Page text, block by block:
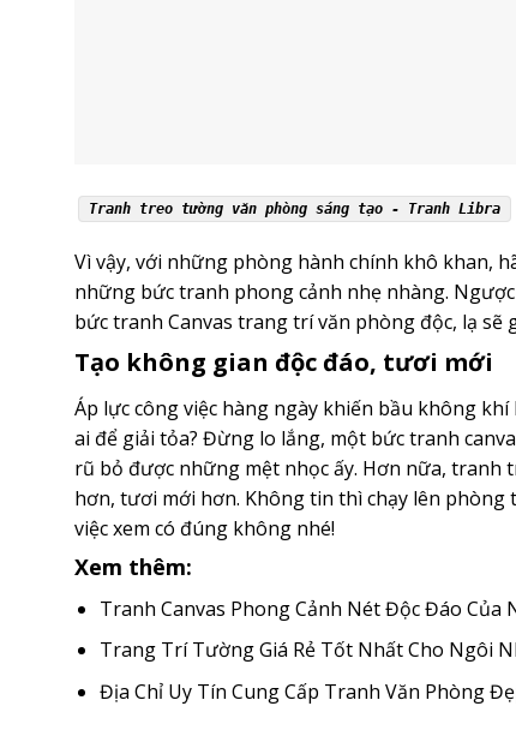
Tranh treo tường văn phòng sáng tạo - Tranh Libra
Vì vậy, với những phòng hành chính khô khan,
những bức tranh phong cảnh nhẹ nhàng.
bức tranh Canvas trang trí văn phòng độc, lạ
Tạo không gian độc đáo, tươi mới
Áp lực công việc hàng ngày khiến bầu không
ai để giải tỏa? Đừng lo lắng, một bức tranh
rũ bỏ được những mệt nhọc ấy. Hơn nữa,
hơn, tươi mới hơn. Không tin thì chạy lên
việc xem có đúng không nhé!
Xem thêm:
Tranh Canvas Phong Cảnh Nét Độc Đáo
Trang Trí Tường Giá Rẻ Tốt Nhất Cho Ngôi
Địa Chỉ Uy Tín Cung Cấp Tranh Văn Phòng